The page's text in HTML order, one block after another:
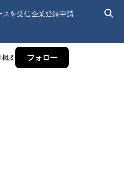
スを受信企業登録申請
概要 フォロー